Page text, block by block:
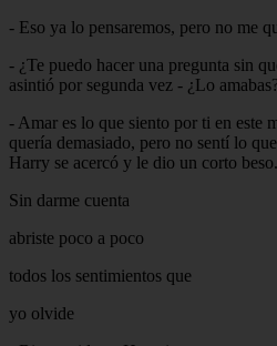
- Eso ya lo pensaremos, pero no me
- ¿Te puedo hacer una pregunta sin
asintió por segunda vez - ¿Lo
- Amar es lo que siento por ti en este
quería demasiado, pero no sentí lo
Harry se acercó y le dio un corto beso.
Sin darme cuenta
abriste poco a poco
todos los sentimientos que
yo olvide